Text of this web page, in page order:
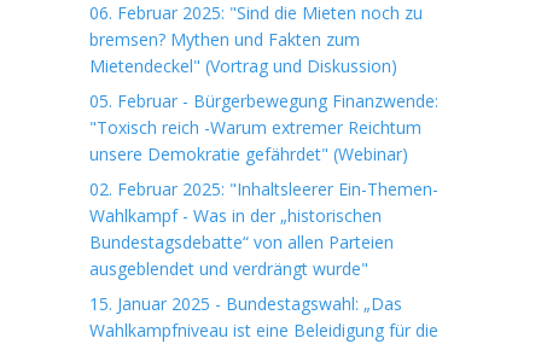
06. Februar 2025: "Sind die Mieten noch zu
bremsen? Mythen und Fakten zum
Mietendeckel" (Vortrag und Diskussion)
05. Februar - Bürgerbewegung Finanzwende:
"Toxisch reich -Warum extremer Reichtum
unsere Demokratie gefährdet" (Webinar)
02. Februar 2025: "Inhaltsleerer Ein-Themen-
Wahlkampf - Was in der „historischen
Bundestagsdebatte“ von allen Parteien
ausgeblendet und verdrängt wurde"
15. Januar 2025 - Bundestagswahl: „Das
Wahlkampfniveau ist eine Beleidigung für die